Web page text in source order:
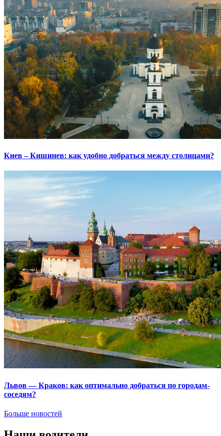
Киев – Кишинев: как удобно добраться между столицами?
Львов — Краков: как оптимально добраться по городам-
соседям?
Больше новостей